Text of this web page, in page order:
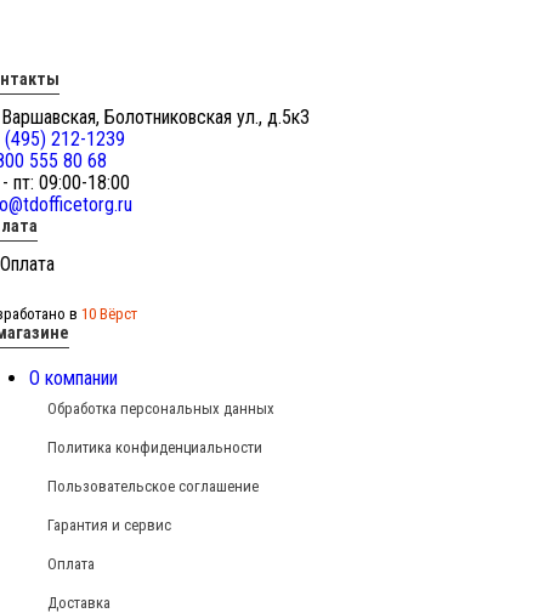
Болотниковская ул., д.5к3
(495) 212-1239
555 80 68
пт: 09:00-18:00
в 10 Вёрст
О компании
Обработка персональных данных
Политика конфиденциальности
Пользовательское соглашение
Гарантия и сервис
Оплата
Доставка